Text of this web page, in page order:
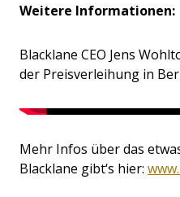
Weitere Informationen:
Blacklane CEO Jens
der Preisverleihung in
Mehr Infos über das
Blacklane gibt‘s hier: